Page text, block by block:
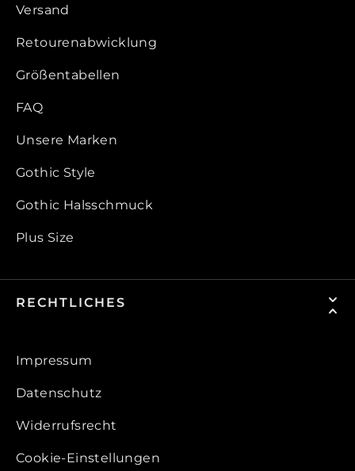
Versand
Retourenabwicklung
Größentabellen
FAQ
Unsere Marken
Gothic Style
Gothic Halsschmuck
Plus Size
RECHTLICHES
Impressum
Datenschutz
Widerrufsrecht
Cookie-Einstellungen